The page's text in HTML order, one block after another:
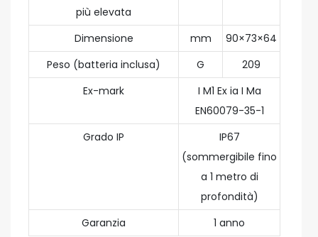
più elevata
Dimensione mm
90×73×64
Peso (batteria inclusa)
G
209
Ex-mark
I M1 Ex ia I Ma
EN60079-35-1
Grado IP
IP67
(sommergibile fino
a 1 metro di
profondità)
Garanzia
1 anno